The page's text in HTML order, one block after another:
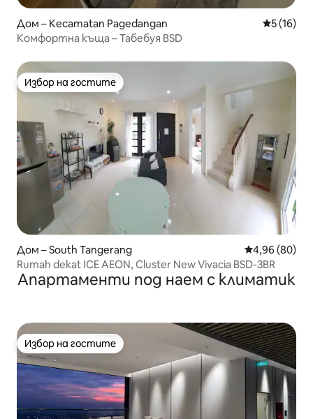
Дом – Kecamatan Pagedangan Средна
5 (16)
Комфортна къща – Табебуя BSD
Избор на гостите
Избор на гостите
Дом – South Tangerang Средна
4,96 (80)
Rumah dekat ICE AEON, Cluster New Vivacia BSD-3BR
Апартаменти под наем с климатик
Избор на гостите
Избор на гостите